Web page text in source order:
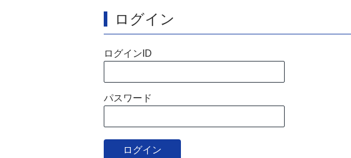
ログイン
ログインID
パスワード